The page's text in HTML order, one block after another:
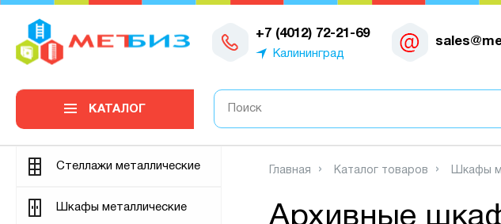
+7 (4012) 72-21-69
Калининград
0
КАТАЛОГ
Стеллажи металлические
Шкафы металлические
Главная Каталог товаров Шкафы
Архивные